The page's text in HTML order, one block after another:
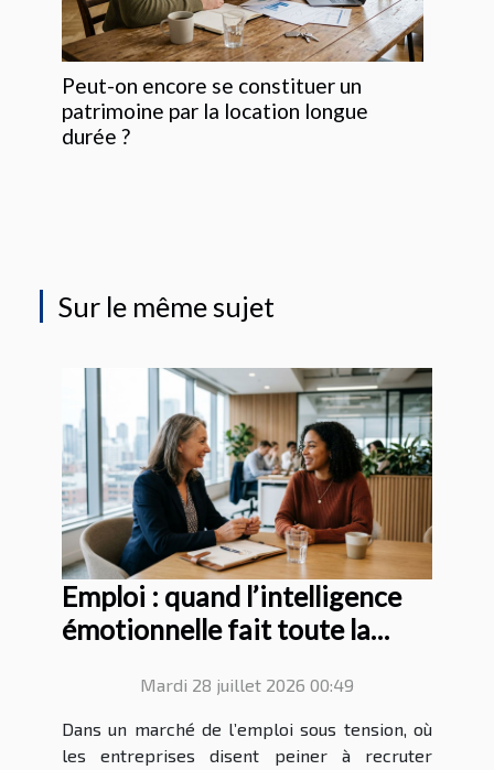
Peut-on encore se constituer un
patrimoine par la location longue
durée ?
Sur le même sujet
Emploi : quand l’intelligence
émotionnelle fait toute la
Mardi 28 juillet 2026 00:49
Dans un marché de l’emploi sous tension, où
les entreprises disent peiner à recruter